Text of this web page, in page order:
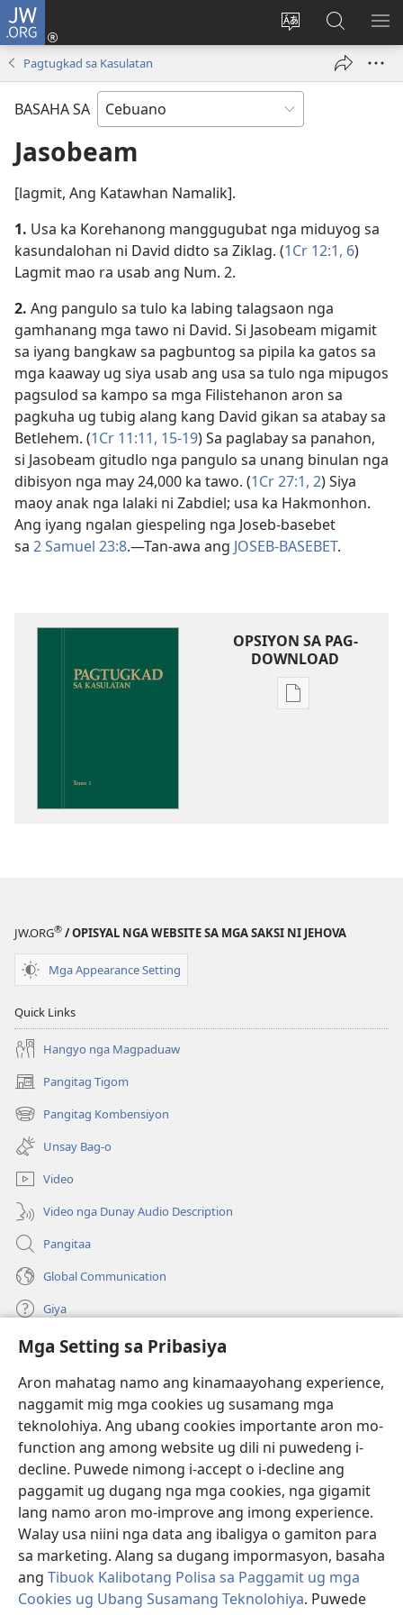
Mga Setting sa Pribasiya
Aron mahatag namo ang kinamaayohang experience,
naggamit mig mga cookies ug susamang mga
teknolohiya. Ang ubang cookies importante aron mo-
function ang among website ug dili ni puwedeng i-
decline. Puwede nimong i-accept o i-decline ang
paggamit ug dugang nga mga cookies, nga gigamit
lang namo aron mo-improve ang imong experience.
Walay usa niini nga data ang ibaligya o gamiton para
sa marketing. Alang sa dugang impormasyon, basaha
ang Tibuok Kalibotang Polisa sa Paggamit ug mga
Cookies ug Ubang Susamang Teknolohiya. Puwede
JW.ORG
Ilisi
pinulongan
sa
site
Log
ug
Pangitaa
sa
JW.ORG
Pagtugkad sa Kasulatan
BASAHA SA
Jasobeam
[lagmit, Ang Katawhan Namalik].
1. Usa ka Korehanong manggugubat nga miduyog sa
kasundalohan ni David didto sa Ziklag. (1Cr 12:​1, 6)
Lagmit mao ra usab ang Num. 2.
2. Ang pangulo sa tulo ka labing talagsaon nga
gamhanang mga tawo ni David. Si Jasobeam migamit
sa iyang bangkaw sa pagbuntog sa pipila ka gatos sa
mga kaaway ug siya usab ang usa sa tulo nga mipugos
pagsulod sa kampo sa mga Filistehanon aron sa
pagkuha ug tubig alang kang David gikan sa atabay sa
Betlehem. (1Cr 11:​11, 15-19) Sa paglabay sa panahon,
si Jasobeam gitudlo nga pangulo sa unang binulan nga
dibisyon nga may 24,000 ka tawo. (1Cr 27:​1, 2) Siya
maoy anak nga lalaki ni Zabdiel; usa ka Hakmonhon.
Ang iyang ngalan giespeling nga Joseb-basebet
sa 2 Samuel 23:8.​—Tan-awa ang JOSEB-BASEBET.
OPSIYON SA PAG-
DOWNLOAD
Opsiyon
JW.ORG® / OPISYAL NGA WEBSITE SA MGA SAKSI NI JEHOVA
Mga Appearance Setting
Quick Links
Hangyo nga Magpaduaw
Pangitag Tigom
(mo-
open
ug
bag-
ong
window)
Pangitag Kombensiyon
(mo-
open
ug
bag-
ong
window)
Unsay Bag-o
Video
Video nga Dunay Audio Description
Pangitaa
Global Communication
Giya
Donasyon
(mo-
open
bag-
ong
window)
Watchtower ONLINE NGA LIBRARYA
(mo-
open
ug
bag-
window)
JW Hub
(mo-
open
ug
bag-
ong
window)
JW Library
Watchtower Library